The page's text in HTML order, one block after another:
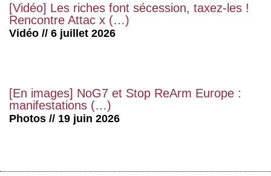
[Vidéo] Les riches font sécession, taxez-les !
Rencontre Attac x (…)
Vidéo // 6 juillet 2026
[En images] NoG7 et Stop ReArm Europe :
manifestations (…)
Photos // 19 juin 2026